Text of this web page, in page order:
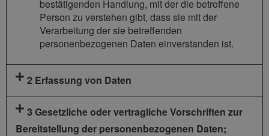
bestätigenden Handlung, mit der die betroffene
Person zu verstehen gibt, dass sie mit der
Verarbeitung der sie betreffenden
personenbezogenen Daten einverstanden ist.
2 Erfassung von Daten
3 Gesetzliche oder vertragliche Vorschriften zur
Bereitstellung der personenbezogenen Daten;